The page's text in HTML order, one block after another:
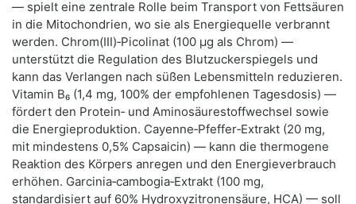
— spielt eine zentrale Rolle beim Transport von Fettsäuren
in die Mitochondrien, wo sie als Energiequelle verbrannt
werden. Chrom(III)‑Picolinat (100 μg als Chrom) —
unterstützt die Regulation des Blutzuckerspiegels und
kann das Verlangen nach süßen Lebensmitteln reduzieren.
Vitamin B₆ (1,4 mg, 100% der empfohlenen Tagesdosis) —
fördert den Protein‑ und Aminosäurestoffwechsel sowie
die Energieproduktion. Cayenne‑Pfeffer‑Extrakt (20 mg,
mit mindestens 0,5% Capsaicin) — kann die thermogene
Reaktion des Körpers anregen und den Energieverbrauch
erhöhen. Garcinia‑cambogia‑Extrakt (100 mg,
standardisiert auf 60% Hydroxyzitronensäure, HCA) — soll